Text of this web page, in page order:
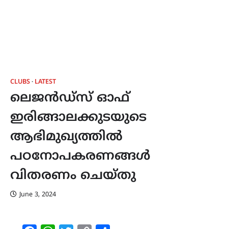
CLUBS LATEST
ലെജന്‍ഡ്‌സ് ഓഫ്
ഇരിങ്ങാലക്കുടയുടെ
ആഭിമുഖ്യത്തില്‍
പഠനോപകരണങ്ങള്‍
വിതരണം ചെയ്തു
June 3, 2024